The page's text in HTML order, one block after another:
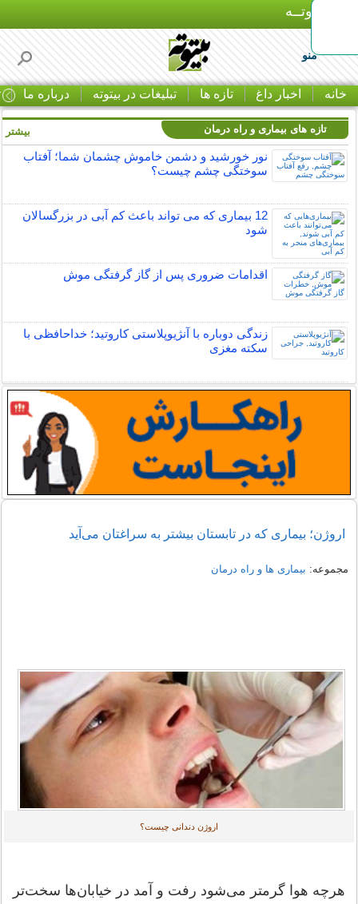
بـیتوتــه
منو
خانه اخبار داغ تازه ها تبلیغات در بیتوته درباره ما
تازه های بیماری و راه درمان
نور خورشید و دشمن خاموش چشمان شما؛ آفتاب
سوختگی چشم چیست؟
12 بیماری که می تواند باعث کم آبی در بزرگسالان
شود
اقدامات ضروری پس از گاز گرفتگی موش
زندگی دوباره با آنژیوپلاستی کاروتید؛ خداحافظی با
سکته مغزی
بیشتر
اروژن؛ بیماری که در تابستان بیشتر به سراغتان می‌آید
مجموعه: بیماری ها و راه درمان
اروژن دندانی چیست؟
هرچه هوا گرمتر می‌شود رفت و آمد در خیابان‌ها سخت‌تر